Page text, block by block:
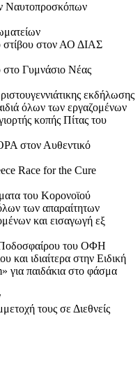
Ναυτοπροσκόπων
στίβου στον ΑΟ ΔΙΑΣ
Γυμνάσιο Νέας
εκδήλωσης
όλων των εργαζομένων
κοπής Πίτας του
στον Αυθεντικό
Race for the Cure
του Κορονοϊού
των απαραίτητων
και εισαγωγή εξ
του ΟΦΗ
και ιδιαίτερα στην Ειδική
παιδάκια στο φάσμα
τους σε Διεθνείς